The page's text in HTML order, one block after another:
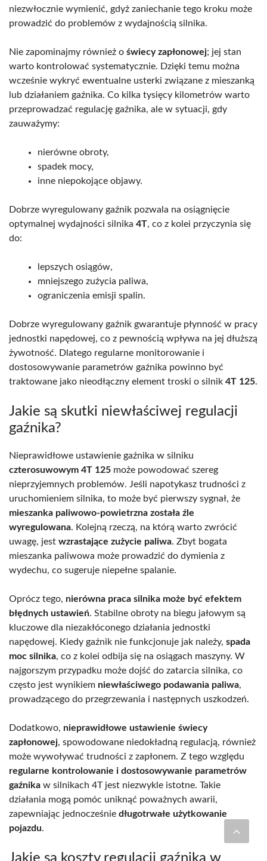
niezwłocznie wymienić, gdyż zaniechanie tego kroku może
prowadzić do problemów z wydajnością silnika.
Nie zapominajmy również o świecy zapłonowej; jej stan
warto kontrolować systematycznie. Dzięki temu można
wcześnie wykryć ewentualne usterki związane z mieszanką
lub działaniem gaźnika. Co kilka tysięcy kilometrów warto
przeprowadzać regulację gaźnika, ale w sytuacji, gdy
zauważymy:
nierówne obroty,
spadek mocy,
inne niepokojące objawy.
Dobrze wyregulowany gaźnik pozwala na osiągnięcie
optymalnej wydajności silnika 4T, co z kolei przyczynia się
do:
lepszych osiągów,
mniejszego zużycia paliwa,
ograniczenia emisji spalin.
Dobrze wyregulowany gaźnik gwarantuje płynność w pracy
jednostki napędowej, co z pewnością wpływa na jej dłuższą
żywotność. Dlatego regularne monitorowanie i
dostosowywanie parametrów gaźnika powinno być
traktowane jako nieodłączny element troski o silnik 4T 125.
Jakie są skutki niewłaściwej regulacji
gaźnika?
Nieprawidłowe ustawienie gaźnika w silniku
czterosuwowym 4T 125 może powodować szereg
nieprzyjemnych problemów. Jeśli napotykasz trudności z
uruchomieniem silnika, to może być pierwszy sygnał, że
mieszanka paliwowo-powietrzna została źle
wyregulowana. Kolejną rzeczą, na którą warto zwrócić
uwagę, jest wzrastające zużycie paliwa. Zbyt bogata
mieszanka paliwowa może prowadzić do dymienia z
wydechu, co sugeruje niepełne spalanie.
Oprócz tego, nierówna praca silnika może być efektem
błędnych ustawień. Stabilne obroty na biegu jałowym są
kluczowe dla niezakłóconego działania jednostki
napędowej. Kiedy gaźnik nie funkcjonuje jak należy, spada
moc silnika, co z kolei odbija się na osiągach maszyny. W
najgorszym przypadku może dojść do zatarcia silnika, co
często jest wynikiem niewłaściwego podawania paliwa,
prowadzącego do przegrzewania i następnych uszkodzeń.
Dodatkowo, nieprawidłowe ustawienie świecy
zapłonowej, spowodowane niedokładną regulacją, również
może wywoływać trudności z zapłonem. Z tego względu
regularne kontrolowanie i dostosowywanie parametrów
gaźnika w silnikach 4T jest niezwykle istotne. Takie
działania mogą pomóc uniknąć poważnych awarii,
zapewniając jednocześnie długotrwałe użytkowanie
pojazdu.
Jakie są koszty regulacji gaźnika w